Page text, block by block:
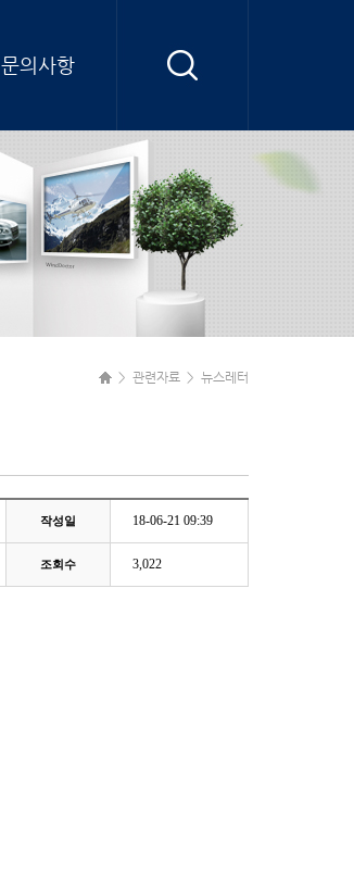
문의사항
> 관련자료 > 뉴스레터
작성일 18-06-21 09:39
조회수 3,022